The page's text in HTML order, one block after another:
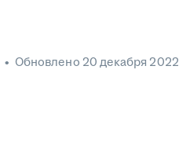
• Обновлено 20 декабря 2022